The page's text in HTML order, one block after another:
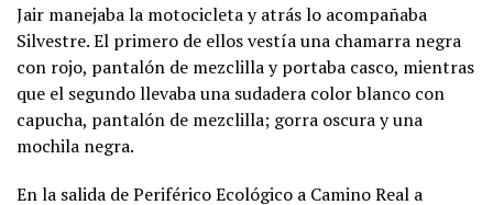
Jair manejaba la motocicleta y atrás lo acompañaba
Silvestre. El primero de ellos vestía una chamarra negra
con rojo, pantalón de mezclilla y portaba casco, mientras
que el segundo llevaba una sudadera color blanco con
capucha, pantalón de mezclilla; gorra oscura y una
mochila negra.
En la salida de Periférico Ecológico a Camino Real a